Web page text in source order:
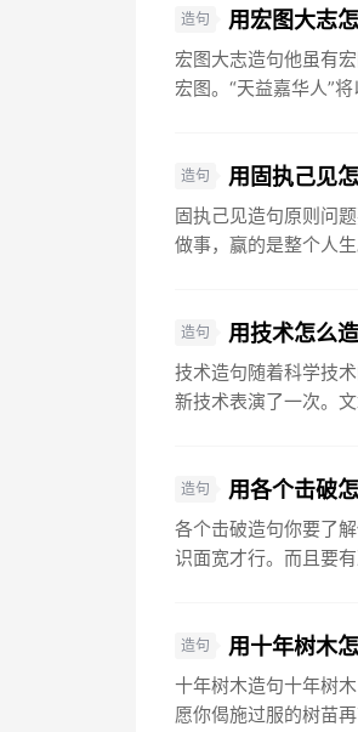
造句 用宏图大志
宏图大志造句他虽有
宏图。“天益嘉华人”
造句 用固执己见
固执己见造句原则问
做事，赢的是整个人
造句 用技术怎么
技术造句随着科学技
新技术表演了一次。
造句 用各个击破
各个击破造句你要了
识面宽才行。而且要
造句 用十年树木
十年树木造句十年树
愿你偈施过服的树苗